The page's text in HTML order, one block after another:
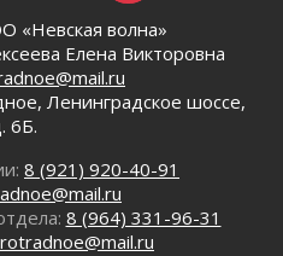
«Избушка-
Водяной
экспозиция к 150-
«Невская волна»
Елена Викторовна
Ленинградское шоссе,
6Б.
8 (921) 920-40-91
8 (964) 331-96-31